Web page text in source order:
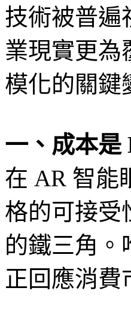
技術被普遍
業現實更為
模化的關鍵
一、成本是
在 AR 智能
格的可接受
的鐵三角。
正回應消費